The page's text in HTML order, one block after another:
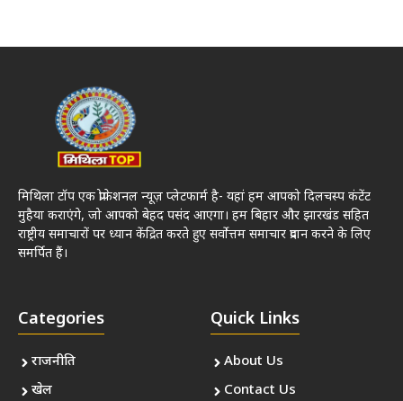
मिथिला टॉप एक प्रोफेशनल न्यूज़ प्लेटफार्म है- यहां हम आपको दिलचस्प कंटेंट
मुहैया कराएंगे, जो आपको बेहद पसंद आएगा। हम बिहार और झारखंड सहित
राष्ट्रीय समाचारों पर ध्यान केंद्रित करते हुए सर्वोत्तम समाचार प्रदान करने के लिए
समर्पित हैं।
Categories
राजनीति
खेल
Quick Links
About Us
Contact Us